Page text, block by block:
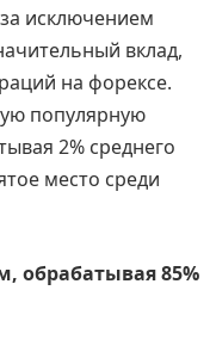
исключением
вклад,
на форексе.
популярную
2% среднего
место среди
обрабатывая 85%